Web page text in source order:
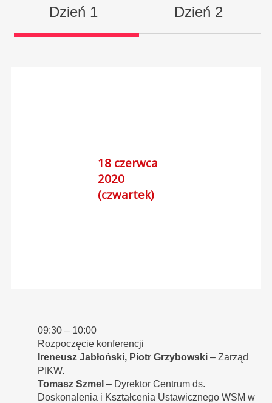
Dzień 1
18 czerwca
2020
(czwartek)
09:30 – 10:00
Rozpoczęcie konferencji
Ireneusz Jabłoński, Piotr Grzybowski – Zarząd
PIKW.
Tomasz Szmel – Dyrektor Centrum ds.
Doskonalenia i Kształcenia Ustawicznego WSM w
Dzień 2